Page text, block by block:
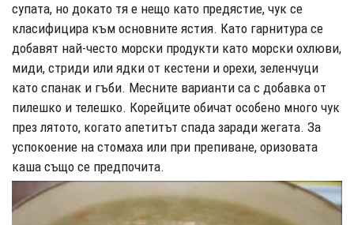
супата, но докато тя е нещо като предястие, чук се
класифицира към основните ястия. Като гарнитура се
добавят най-често морски продукти като морски охлюви,
миди, стриди или ядки от кестени и орехи, зеленчуци
като спанак и гъби. Месните варианти са с добавка от
пилешко и телешко. Корейците обичат особено много чук
през лятото, когато апетитът спада заради жегата. За
успокоение на стомаха или при препиване, оризовата
каша също се предпочита.